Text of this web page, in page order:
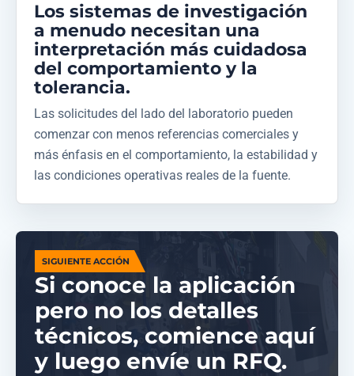
Los sistemas de investigación
a menudo necesitan una
interpretación más cuidadosa
del comportamiento y la
tolerancia.
Las solicitudes del lado del laboratorio pueden
comenzar con menos referencias comerciales y
más énfasis en el comportamiento, la estabilidad y
las condiciones operativas reales de la fuente.
SIGUIENTE ACCIÓN
Si conoce la aplicación
pero no los detalles
técnicos, comience aquí
y luego envíe un RFQ.